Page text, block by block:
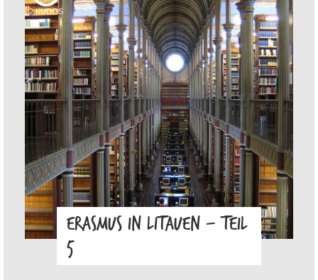
2 KUDOS
ERASMUS IN LITAUEN – TEIL
5